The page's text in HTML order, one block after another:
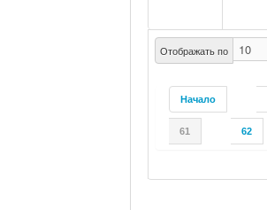
Отображать по
Начало
61 62